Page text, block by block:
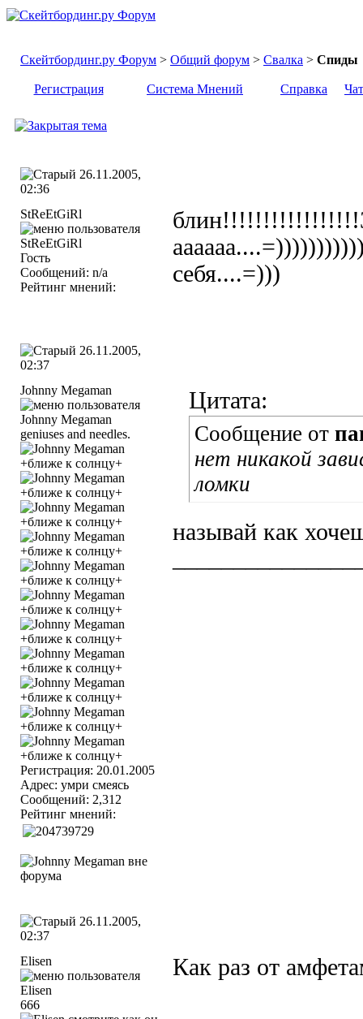
Скейтбординг.ру Форум > Общий форум > Свалка > Спиды
Регистрация Система Мнений Справка Чат
26.11.2005,
02:36
StReEtGiRl
Гость
Сообщений: n/a
Рейтинг мнений:
себя....=)))
26.11.2005,
02:37
Johnny Megaman
geniuses and needles.
Регистрация: 20.01.2005
Адрес: умри смеясь
Сообщений: 2,312
Рейтинг мнений:
Цитата:
Сообщение от
нет никакой
ломки
называй как
26.11.2005,
02:37
Elisen
666
Как раз от